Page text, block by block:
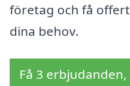
företag och få
dina behov.
Få 3